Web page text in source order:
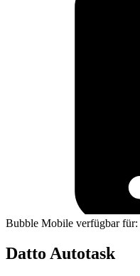
Bubble Mobile verfügbar
Datto Autotask